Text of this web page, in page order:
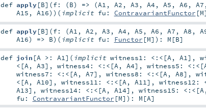
def apply[B] (f: (B) => (A1 , A2 , A3 , A4 , A5 , A6 , A7
A15 , A16) ) ( implicit fu: ContravariantFunctor [M]
def apply[B] (f: (A1 , A2 , A3 , A4 , A5 , A6 , A7 , A8 ,
A16) => B) ( implicit fu: Functor [M] ) : M [B]
def join [A >: A1] ( implicit witness1: <:< [A, A1] ,
< [A, A3] , witness4: <:< [A, A4] , witness5: <:< [
witness7: <:< [A, A7] , witness8: <:< [A, A8] ,
< [A, A10] , witness11: <:< [A, A11] , witness12:
A13] , witness14: <:< [A, A14] , witness15: <:< [A
fu: ContravariantFunctor [M] ) : M [A]